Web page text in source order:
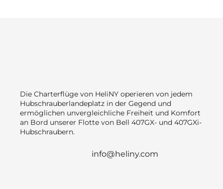
Die Charterflüge von HeliNY operieren von jedem
Hubschrauberlandeplatz in der Gegend und
ermöglichen unvergleichliche Freiheit und Komfort
an Bord unserer Flotte von Bell 407GX- und 407GXi-
Hubschraubern.
info@heliny.com